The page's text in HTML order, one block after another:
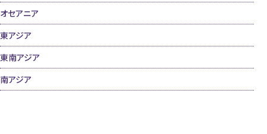
オセアニア
東アジア
東南アジア
南アジア